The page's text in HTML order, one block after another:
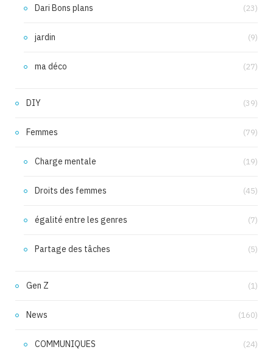
Dari Bons plans (23)
jardin (9)
ma déco (27)
DIY (39)
Femmes (79)
Charge mentale (19)
Droits des femmes (45)
égalité entre les genres (7)
Partage des tâches (5)
Gen Z (1)
News (160)
COMMUNIQUES (24)